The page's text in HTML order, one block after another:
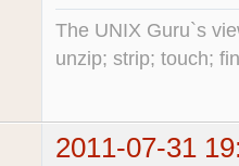
The UNIX Guru`s
unzip; strip; touch;
2011-07-31